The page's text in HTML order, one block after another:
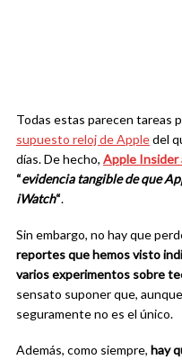
Todas estas parecen tareas
supuesto reloj de Appledel
días. De hecho, Apple Insider
“evidencia tangible de que
iWatch“.
Sin embargo, no hay que
reportes que hemos visto
varios experimentos sobre
sensato suponer que,
seguramente no es el único.
Además, como siempre, hay